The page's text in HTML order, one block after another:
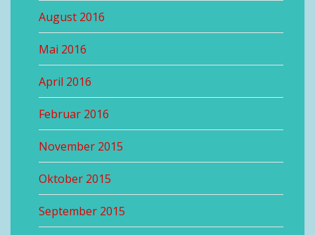
August 2016
Mai 2016
April 2016
Februar 2016
November 2015
Oktober 2015
September 2015